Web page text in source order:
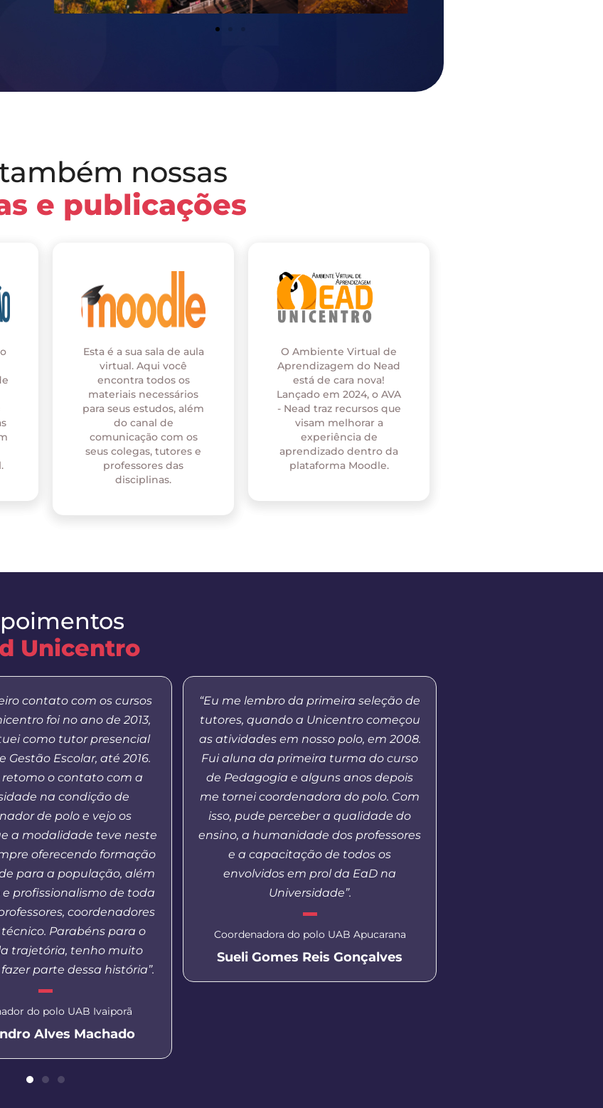
nossas
e publicações
Esta é a sua sala de aula
virtual. Aqui você
encontra todos os
materiais necessários
para seus estudos, além
do canal de
comunicação com os
seus colegas, tutores e
professores das
disciplinas.
O Ambiente Virtual de
Aprendizagem do Nead
está de cara nova!
Lançado em 2024, o AVA
- Nead traz recursos que
visam melhorar a
experiência de
aprendizado dentro da
plataforma Moodle.
Unicentro
contato com os cursos
foi no ano de 2013,
como tutor presencial
Gestão Escolar, até 2016.
retomo o contato com a
na condição de
de polo e vejo os
a modalidade teve neste
oferecendo formação
para a população, além
profissionalismo de toda
coordenadores
Parabéns para o
trajetória, tenho muito
parte dessa história”.
do polo UAB Ivaiporã
Alves Machado
“Eu me lembro da primeira seleção de
tutores, quando a Unicentro começou
as atividades em nosso polo, em 2008.
Fui aluna da primeira turma do curso
de Pedagogia e alguns anos depois
me tornei coordenadora do polo. Com
isso, pude perceber a qualidade do
ensino, a humanidade dos professores
e a capacitação de todos os
envolvidos em prol da EaD na
Universidade”.
Coordenadora do polo UAB Apucarana
Sueli Gomes Reis Gonçalves